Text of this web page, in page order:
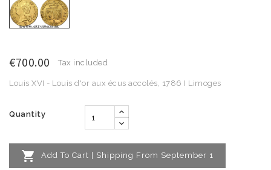
€700.00 Tax included
Louis XVI - Louis d'or aux écus accolés, 1786 I Limoges
Quantity
 Add To Cart | Shipping From September 1